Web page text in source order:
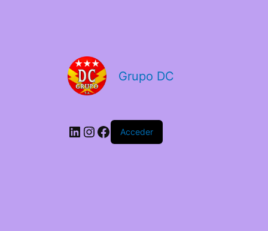
Grupo DC
Acceder